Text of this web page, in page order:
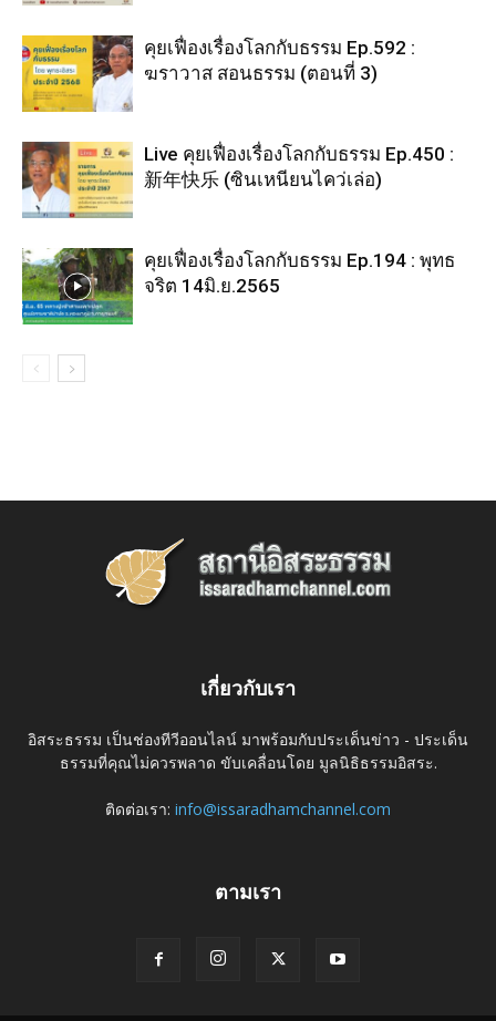
คุยเฟื่องเรื่องโลกกับธรรม Ep.592 :
ฆราวาส สอนธรรม (ตอนที่ 3)
Live คุยเฟื่องเรื่องโลกกับธรรม Ep.450 :
新年快乐 (ซินเหนียนไคว่เล่อ)
คุยเฟื่องเรื่องโลกกับธรรม Ep.194 : พุทธ
จริต 14มิ.ย.2565
เกี่ยวกับเรา
อิสระธรรม เป็นช่องทีวีออนไลน์ มาพร้อมกับประเด็นข่าว - ประเด็น
ธรรมที่คุณไม่ควรพลาด ขับเคลื่อนโดย มูลนิธิธรรมอิสระ.
ติดต่อเรา: info@issaradhamchannel.com
ตามเรา